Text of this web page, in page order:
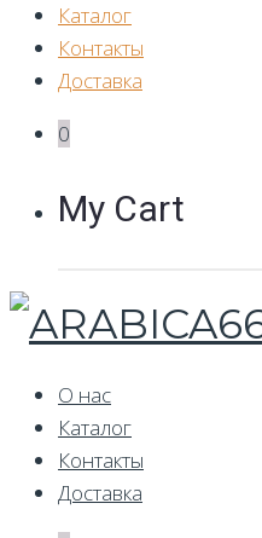
Каталог
Контакты
Доставка
0
My Cart
О нас
Каталог
Контакты
Доставка